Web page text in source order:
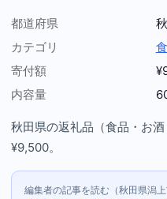
都道府県
カテゴリ
寄付額
内容量
秋田県の返礼品（食品・お
¥9,500。
編集者の記事を読む（秋田県潟上